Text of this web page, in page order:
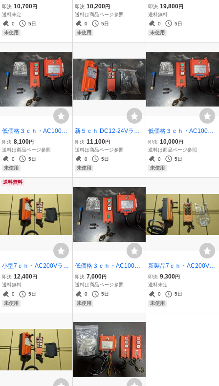
ジコン・リモコン7ch(6ch
+1ch) 天井クレーン、ホ
イスト、ペンダントスイ
ッチ 開閉器、ポンプ動噴
即決 10,700円
送料未定
0
5日
未使用
ラジコン リモコン装置(2c
h+1ch)天井クレーン ホ
イスト ウインチ ポン
プ イルミネーション ペ
即決 10,200円
送料は商品ページ参照
0
5日
未使用
コン・リモコン7ch(6ch+
1ch) 天井クレーン ホイス
ト ペンダントスイッチ サ
ドル ガーター キトー コー
即決 19,800円
送料無料
0
5日
未使用
低価格３ｃｈ・AC100V
ラジコン リモコン装置(2c
h+1ch)天井クレーン ホ
イスト ウインチ ポン
プ イルミネーション ペ
即決 8,100円
送料は商品ページ参照
0
5日
未使用
新５ｃｈ DC12-24Vラジ
コン リモコン(4ch+1ch)
積載車 ウインチ パワース
ライドドア 垂直ゲート 自
動ドア ストロボ 写真付日
即決 11,100円
送料は商品ページ参照
0
5日
未使用
低価格３ｃｈ・AC100V
ラジコン リモコン装置(2c
h+1ch)天井クレーン ホ
イスト ウインチ ポン
プ イルミネーション ペ
即決 10,000円
送料は商品ページ参照
0
5日
未使用
送料無料
小型7ｃｈ・AC200Vラジ
コン・リモコン7ch(6ch+
1ch) 天井クレーン ホイス
ト ペンダントスイッチ サ
ドル ガーター キトー コー
即決 12,400円
送料無料
0
5日
未使用
低価格３ｃｈ・AC100V
ラジコン リモコン装置(2c
h+1ch)天井クレーン ホ
イスト ウインチ ポン
プ イルミネーション ペ
即決 7,000円
送料は商品ページ参照
0
5日
未使用
新製品7ｃｈ・AC200Vラ
ジコン・リモコン7ch(6ch
+1ch) 天井クレーン ホ
イスト ウインチ ペンダン
トスイッチ サドル キトー
即決 9,300円
送料未定
0
5日
未使用